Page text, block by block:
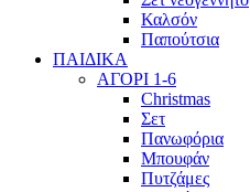
Καλσόν
Παπούτσια
ΠΑΙΔΙΚΑ
ΑΓΟΡΙ 1-6
Christmas
Σετ
Πανωφόρια
Μπουφάν
Πυτζάμες